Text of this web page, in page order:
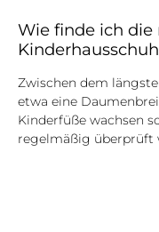
Wie finde ich
Zwischen dem
etwa eine
Kinderfüße wachsen
regelmäßig überprüft